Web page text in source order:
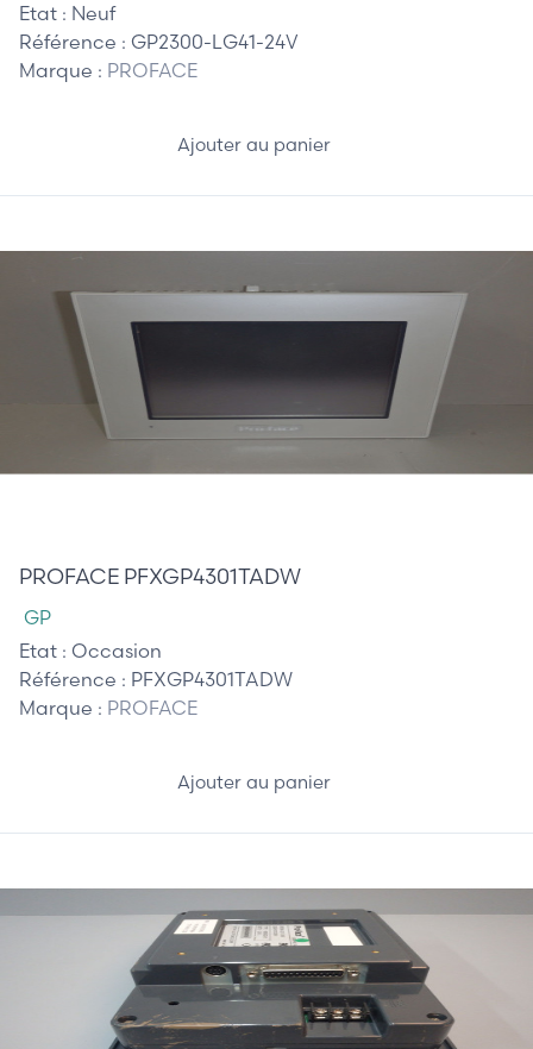
Etat : Neuf
Référence : GP2300-LG41-24V
Marque : PROFACE
Ajouter au panier
PROFACE PFXGP4301TADW
GP
Etat : Occasion
Référence : PFXGP4301TADW
Marque : PROFACE
Ajouter au panier